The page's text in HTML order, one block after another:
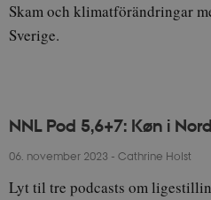
Skam och klimatförändringar
Sverige.
NNL Pod 5,6+7: Køn i
06. november 2023 - Cathrine Holst
Lyt til tre podcasts om